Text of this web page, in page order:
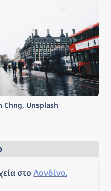
Chng, Unsplash
στο Λονδίνο